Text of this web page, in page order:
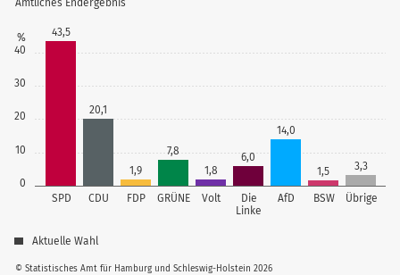
0
10
20
30
40
%
SPD CDU FDP GRÜNE Volt
Die
Linke
AfD BSW Übrige
43,5
20,1
1,9
7,8
1,8
6,0
14,0
1,5 3,3
© Statistisches Amt für Hamburg und Schleswig-Holstein 2026
Amtliches Endergebnis
Aktuelle Wahl